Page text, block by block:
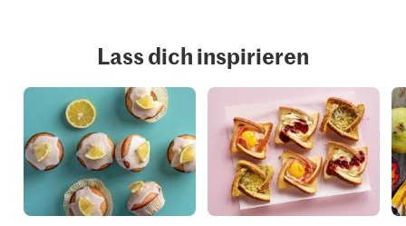
Lass dich inspirieren